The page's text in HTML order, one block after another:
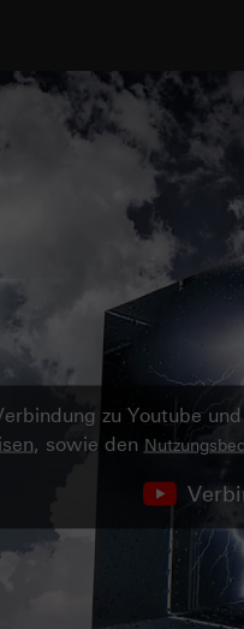
zu Youtube
, sowie den